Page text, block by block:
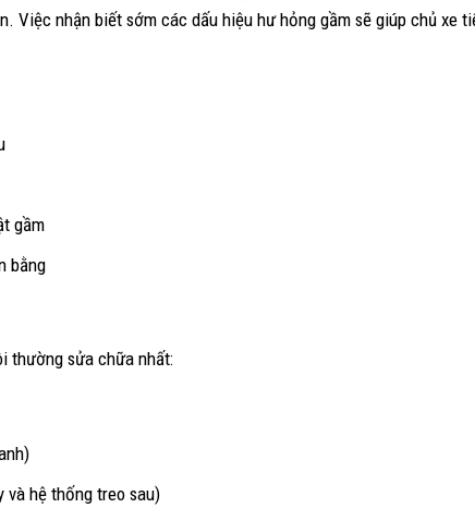
Việc nhận biết sớm các dấu hiệu hư hỏng gầm sẽ giúp chủ xe
gầm
bằng
thường sửa chữa nhất:
và hệ thống treo sau)